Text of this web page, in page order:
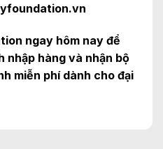
ngay hôm nay để
nhập hàng và nhận bộ
miễn phí dành cho đại